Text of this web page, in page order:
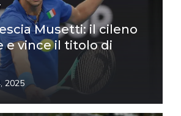
Musetti: il cileno
e vince il titolo di
2025